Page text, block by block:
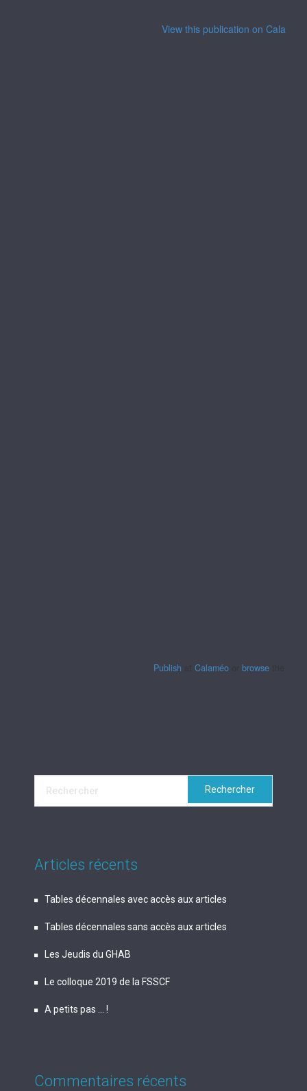
View this publication on Calaméo
Publish Calaméo browse
Articles récents
Tables décennales avec accès aux articles
Tables décennales sans accès aux articles
Les Jeudis du GHAB
Le colloque 2019 de la FSSCF
A petits pas … !
Commentaires récents